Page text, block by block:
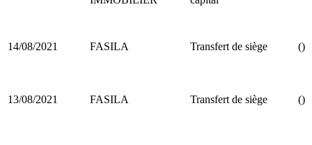
14/08/2021 FASILA Transfert de siège ()
13/08/2021 FASILA Transfert de siège ()